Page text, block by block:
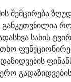
შემცირება
სახის